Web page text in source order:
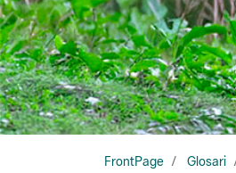
FrontPage Glosari